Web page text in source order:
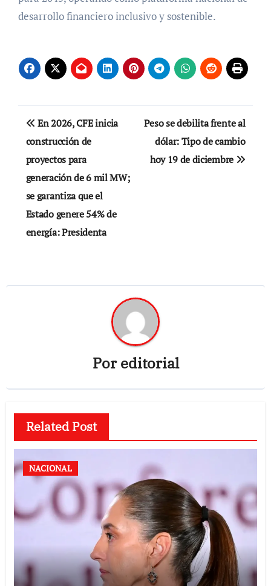
desarrollo financiero inclusivo y sostenible.
Navegación
de
entradas
En 2026, CFE inicia
construcción de
proyectos para
generación de 6 mil MW;
se garantiza que el
Estado genere 54% de
energía: Presidenta
Peso se debilita frente al
dólar: Tipo de cambio
hoy 19 de diciembre
Poreditorial
Related Post
NACIONAL